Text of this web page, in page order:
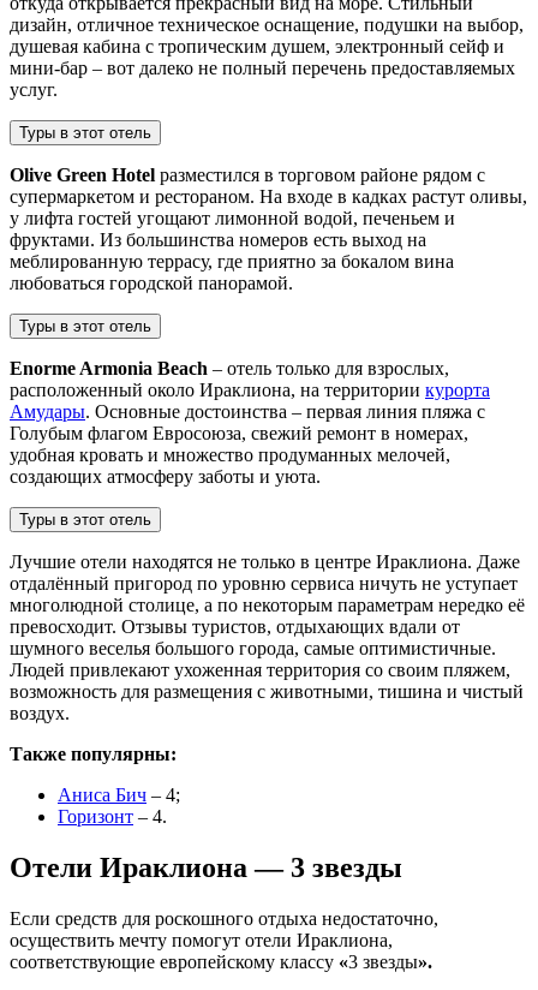
дизайн, отличное техническое оснащение, подушки на выбор,
душевая кабина с тропическим душем, электронный сейф и
мини-бар – вот далеко не полный перечень предоставляемых
услуг.
Туры в этот отель
Olive Green Hotel разместился в торговом районе рядом с
супермаркетом и рестораном. На входе в кадках растут оливы,
у лифта гостей угощают лимонной водой, печеньем и
фруктами. Из большинства номеров есть выход на
меблированную террасу, где приятно за бокалом вина
любоваться городской панорамой.
Туры в этот отель
Enorme Armonia Beach – отель только для взрослых,
расположенный около Ираклиона, на территории курорта
Амудары. Основные достоинства – первая линия пляжа с
Голубым флагом Евросоюза, свежий ремонт в номерах,
удобная кровать и множество продуманных мелочей,
создающих атмосферу заботы и уюта.
Туры в этот отель
Лучшие отели находятся не только в центре Ираклиона. Даже
отдалённый пригород по уровню сервиса ничуть не уступает
многолюдной столице, а по некоторым параметрам нередко её
превосходит. Отзывы туристов, отдыхающих вдали от
шумного веселья большого города, самые оптимистичные.
Людей привлекают ухоженная территория со своим пляжем,
возможность для размещения с животными, тишина и чистый
воздух.
Также популярны:
Аниса Бич – 4;
Горизонт – 4.
Отели Ираклиона — 3 звезды
Если средств для роскошного отдыха недостаточно,
осуществить мечту помогут отели Ираклиона,
соответствующие европейскому классу «3 звезды».